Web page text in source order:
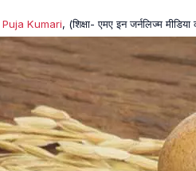
Puja Kumari, (शिक्षा- एमए इन जर्नलिज्म